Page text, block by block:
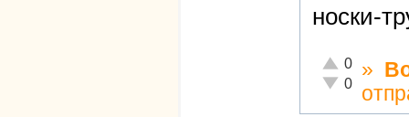
носки-
Отлично!
0
Неадекватно!
0
»